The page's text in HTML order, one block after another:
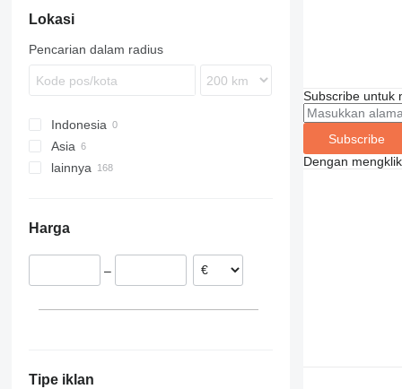
Lokasi
Pencarian dalam radius
Indonesia
Asia
Turki
lainnya
Slowakia
Inggris
Harga
–
Tipe iklan
Subscribe untuk
Subscribe
Dengan